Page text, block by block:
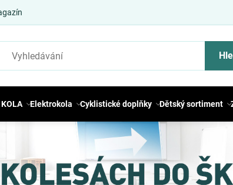
Elektrokola Cyklistické doplňky Dětský sortiment